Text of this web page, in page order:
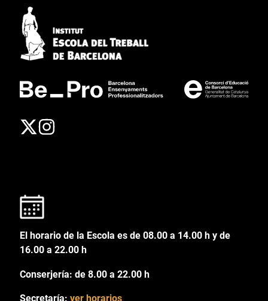
El horario de la Escola es de 08.00 a 14.00 h y de
16.00 a 22.00 h
Conserjería: de 8.00 a 22.00 h
Secretaría: ver horarios